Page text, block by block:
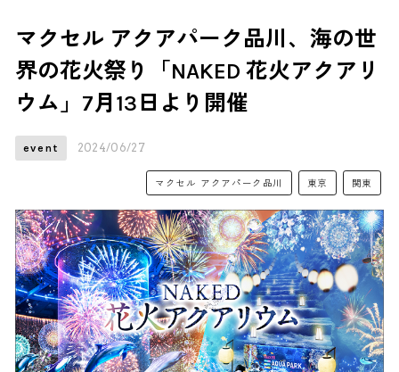
マクセル アクアパーク品川、海の世
界の花火祭り「NAKED 花火アクアリ
ウム」7月13日より開催
event 2024/06/27
マクセル アクアパーク品川 東京 関東